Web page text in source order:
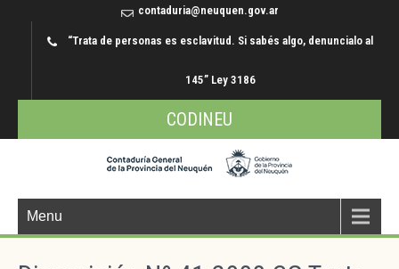
contaduria@neuquen.gov.ar
“Trata de personas es esclavitud. Si sabés algo, denuncialo al
145” Ley 3186
CODINEU
Menu